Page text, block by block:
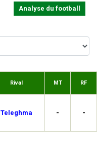
Analyse du football
Rival MT RF
Teleghma - -